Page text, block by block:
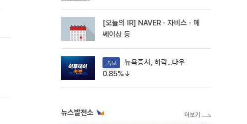
[오늘의 IR] NAVERㆍ자비스ㆍ메
쎄이상 등
속보
0.85%↓
뉴스발전소